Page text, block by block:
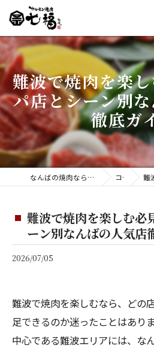
難波で焼肉を楽
パ店とシーン別
徹底ガ
なんばの焼肉ならホルモン焼肉 七福 難波店 コラム 難波で
難波で焼肉を楽しむ必
ーン別なんばの人気店
2026/07/05
難波で焼肉を楽しむなら、どの
足できるのか迷ったことはあり
中心である難波エリアには、な